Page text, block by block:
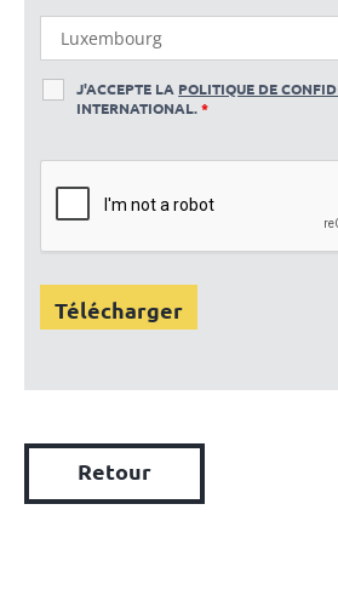
J'ACCEPTE LA POLITIQUE DE
INTERNATIONAL.*
Retour